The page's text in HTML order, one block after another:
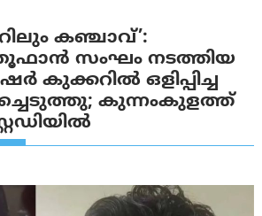
കഞ്ചാവ്’:
സംഘം നടത്തിയ
കുക്കറിൽ ഒളിപ്പിച്ച
കുന്നം‌കുളത്ത്